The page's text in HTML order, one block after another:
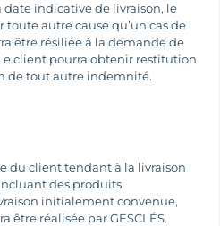
date indicative de livraison, le
toute autre cause qu’un cas de
être résiliée à la demande de
client pourra obtenir restitution
de tout autre indemnité.
du client tendant à la livraison
des produits
initialement convenue,
être réalisée par GESCLÉS.